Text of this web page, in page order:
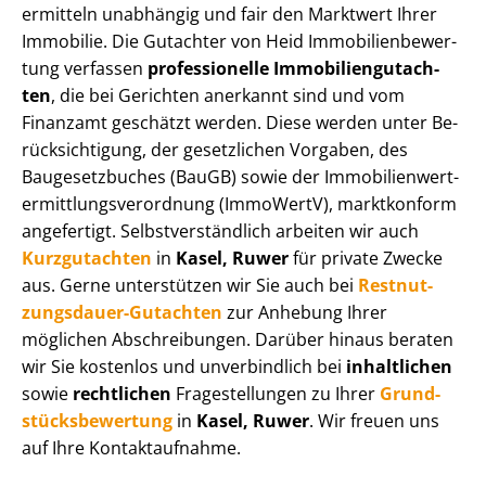
ermitteln unabhängig und fair den Marktwert Ihrer
Immobilie. Die Gutachter von Heid Im­mo­bi­li­en­be­wer­
tung verfassen professionelle Im­mo­bi­li­en­gut­ach­
ten, die bei Gerichten anerkannt sind und vom
Finanzamt geschätzt werden. Diese werden unter Be­
rück­sich­ti­gung, der gesetzlichen Vorgaben, des
Baugesetzbuches (BauGB) sowie der Im­mo­bi­li­en­wert­
ermitt­lungs­ver­ord­nung (ImmoWertV), marktkonform
angefertigt. Selbst­ver­ständ­lich arbeiten wir auch
Kurzgutachten in Kasel, Ruwerfür private Zwecke
aus. Gerne unterstützen wir Sie auch bei Rest­nut­
zungs­dau­er-Gutachten zur Anhebung Ihrer
möglichen Abschreibungen. Darüber hinaus beraten
wir Sie kostenlos und unverbindlich bei inhaltlichen
sowie rechtlichen Fragestellungen zu Ihrer Grund­
stücks­be­wer­tung in Kasel, Ruwer. Wir freuen uns
auf Ihre Kontaktaufnahme.